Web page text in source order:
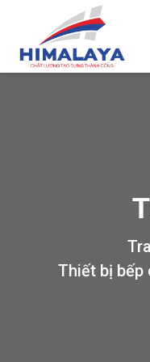
Thiết bị bếp